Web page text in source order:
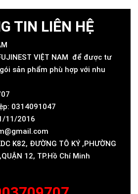
TIN LIÊN HỆ
VIỆT NAM để được tư
sản phẩm phù hợp với nhu
0314091047
11/2016
K82, ĐƯỜNG TÔ KÝ ,PHƯỜNG
12, TP.Hồ Chí Minh